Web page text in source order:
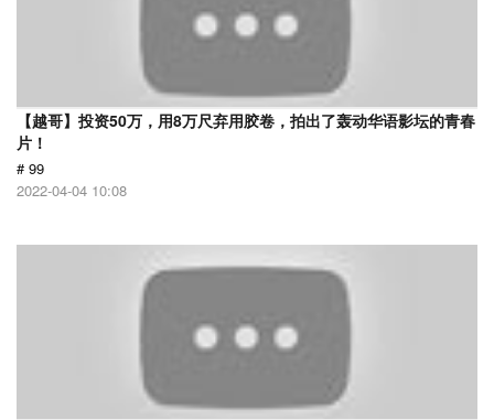
【越哥】投资50万，用8万尺弃用胶卷，拍出了轰动华语影坛的青春
片！
# 99
2022-04-04 10:08